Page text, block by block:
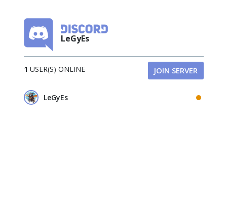
LeGyEs
1 USER(S) ONLINE JOIN SERVER
LeGyEs